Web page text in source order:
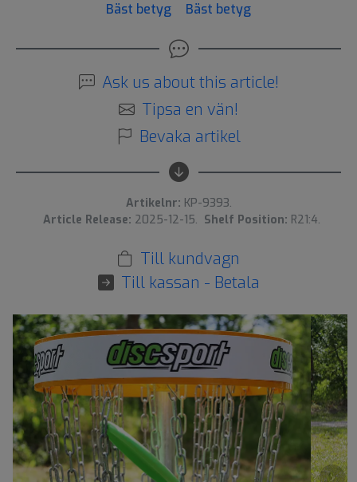
Bäst betyg
Bäst betyg
Ask us about this article!
Tipsa en vän!
Bevaka artikel
Artikelnr: KP-9393.
Article Release: 2025-12-15. Shelf Position: R21:4.
Till kundvagn
Till kassan - Betala
›